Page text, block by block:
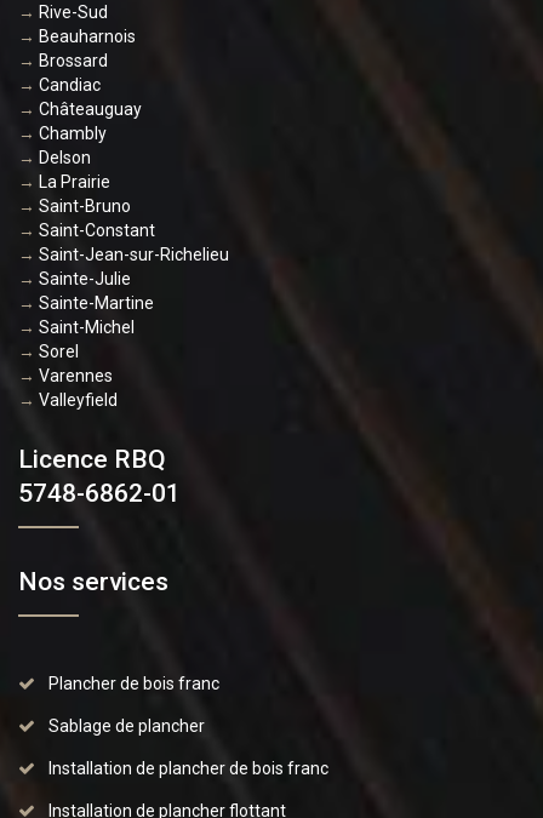
→ Rive-Sud
→ Beauharnois
→ Brossard
→ Candiac
→ Châteauguay
→ Chambly
→ Delson
→ La Prairie
→ Saint-Bruno
→ Saint-Constant
→ Saint-Jean-sur-Richelieu
→ Sainte-Julie
→ Sainte-Martine
→ Saint-Michel
→ Sorel
→ Varennes
→ Valleyfield
Licence RBQ
5748-6862-01
Nos services
Plancher de bois franc
Sablage de plancher
Installation de plancher de bois franc
Installation de plancher flottant